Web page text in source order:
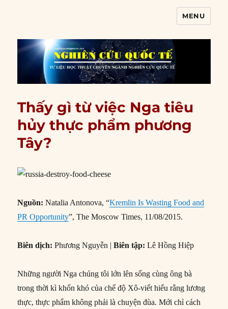
MENU
Thấy gì từ việc Nga tiêu
hủy thực phẩm phương
Tây?
Nguồn: Natalia Antonova, “Kremlin Is Wasting Food and
PR Opportunity”, The Moscow Times, 11/08/2015.
Biên dịch: Phương Nguyễn |Biên tập: Lê Hồng Hiệp
Những người Nga chúng tôi lớn lên sống cùng ông bà
trong thời kì khốn khó của chế độ Xô-viết hiểu rằng lương
thực, thực phẩm không phải là chuyện đùa. Mới chỉ cách